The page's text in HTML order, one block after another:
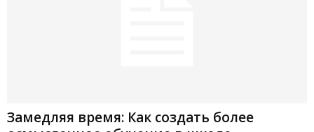
Замедляя время: Как создать более